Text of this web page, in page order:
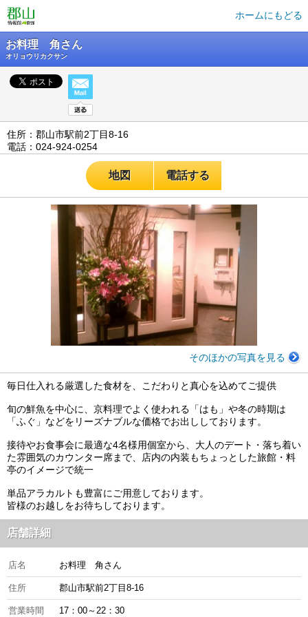
ホームにもどる
お料理 角さん
オリョウリカクサン
住所：郡山市駅前2丁目8-16
電話：024-924-0254
地図 電話する
そのほかの写真を見る
毎日仕入れる厳選した食材を、こだわりと真心を込めてご提供
旬の鮮魚を中心に、京料理でよく使われる「はも」や冬の時期は
「ふぐ」などをリーズナブルな価格でお出ししております。
接待やお食事会に最適な4名様用個室から、大人のデート・落ち着い
た雰囲気のカウンター席まで、店内の内装もちょっとした旅館・料
亭のイメージで統一
単品アラカルトも豊富にご用意しております。
皆様のお越しをお待ちしております。
店舗詳細
店名 お料理 角さん
住所 郡山市駅前2丁目8-16
営業時間 17：00～22：30